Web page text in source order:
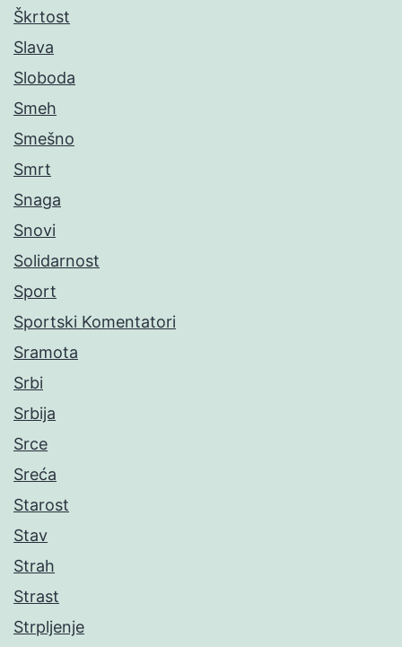
Škrtost
Slava
Sloboda
Smeh
Smešno
Smrt
Snaga
Snovi
Solidarnost
Sport
Sportski Komentatori
Sramota
Srbi
Srbija
Srce
Sreća
Starost
Stav
Strah
Strast
Strpljenje